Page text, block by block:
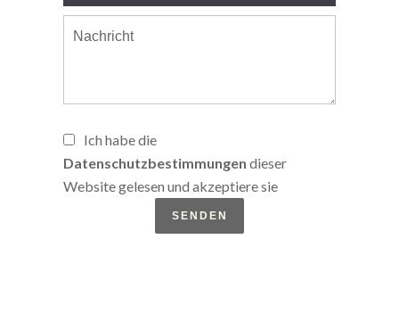
Ich habe die
Datenschutzbestimmungen dieser
Website gelesen und akzeptiere sie
SENDEN